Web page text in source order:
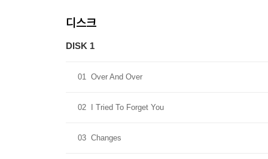
디스크
DISK 1
01 Over And Over
02 I Tried To Forget You
03 Changes